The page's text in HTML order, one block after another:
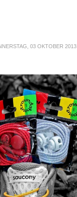
03 OKTOBER 2013